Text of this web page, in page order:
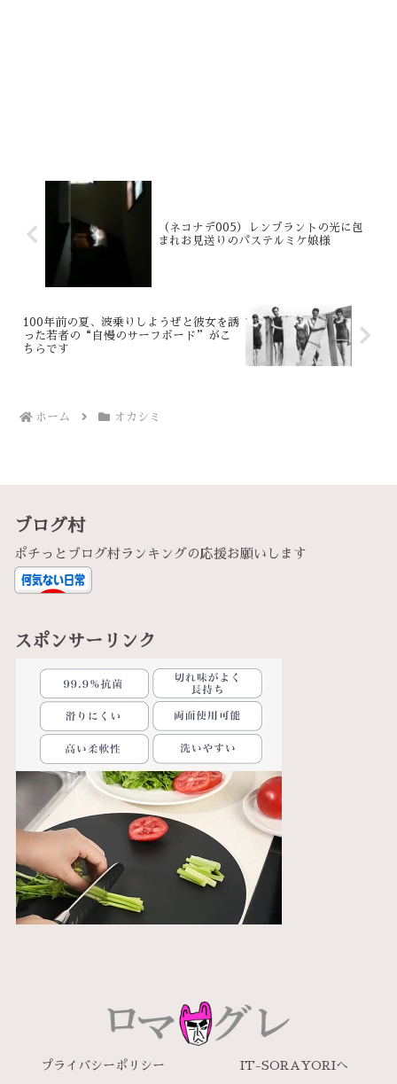
（ネコナデ005）レンブラントの光に包
まれお見送りのパステルミケ娘様
100年前の夏、波乗りしようぜと彼女を誘
った若者の“自慢のサーフボード”がこ
ちらです
ホーム オカシミ
ブログ村
ポチっとブログ村ランキングの応援お願いします
スポンサーリンク
プライバシーポリシー IT-SORAYORIへ